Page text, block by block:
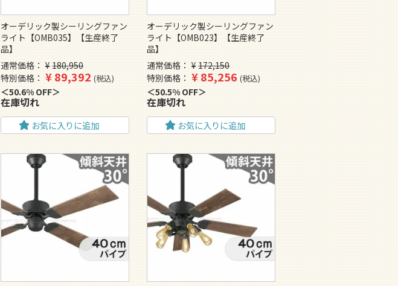
オーデリック製シーリングファン
ライト【OMB035】【生産終了
品】
通常価格
¥ 180,950
特別価格
¥89,392 税込
50.6% OFF
在庫切れ
お気に入りに追加
オーデリック製シーリングファン
ライト【OMB023】【生産終了
品】
通常価格
¥ 172,150
特別価格
¥85,256 税込
50.5% OFF
在庫切れ
お気に入りに追加